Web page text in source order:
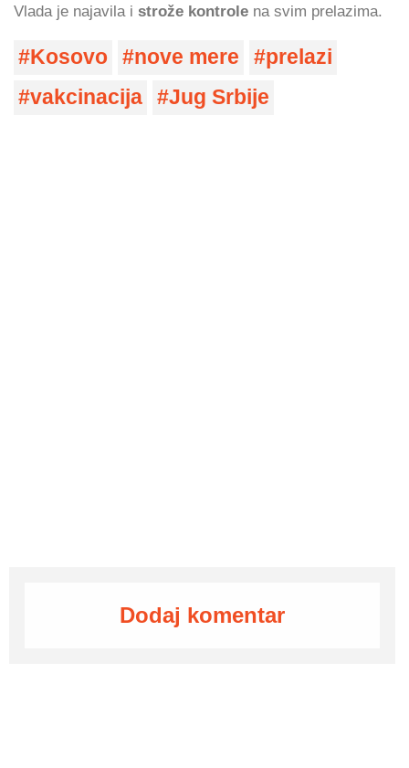
Vlada je najavila i strože kontrole na svim prelazima.
Kosovo nove mere
prelazi
vakcinacija
Jug Srbije
Dodaj komentar